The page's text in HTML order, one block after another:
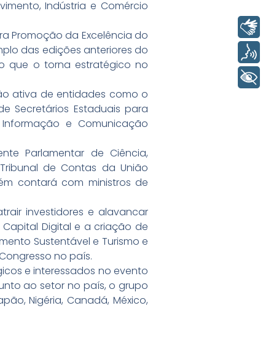
Indústria e Comércio
Promoção da Excelência do
das edições anteriores do
que o torna estratégico no
ativa de entidades como o
Secretários Estaduais para
e Comunicação
Parlamentar de Ciência,
de Contas da União
contará com ministros de
investidores e alavancar
Digital e a criação de
Sustentável e Turismo e
no país.
e interessados no evento
ao setor no país, o grupo
Nigéria, Canadá, México,